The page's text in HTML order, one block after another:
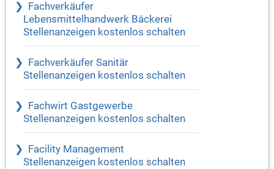
Fachverkäufer
Lebensmittelhandwerk Bäckerei
Stellenanzeigen kostenlos schalten
Fachverkäufer Sanitär
Stellenanzeigen kostenlos schalten
Fachwirt Gastgewerbe
Stellenanzeigen kostenlos schalten
Facility Management
Stellenanzeigen kostenlos schalten